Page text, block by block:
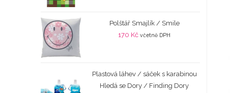
Polštář Smajlík / Smile
170 Kč včetně DPH
Plastová láhev / sáček s karabinou
Hledá se Dory / Finding Dory